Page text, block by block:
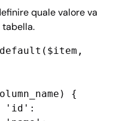
quale valore va
tabella.